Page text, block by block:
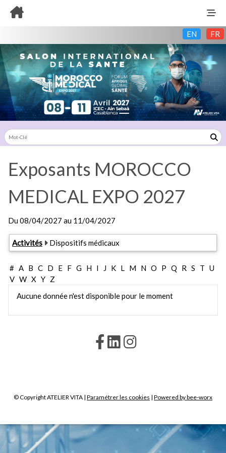
EN FR
Exposants MOROCCO
MEDICAL EXPO 2027
Du08/04/2027 au 11/04/2027
Activités Dispositifs médicaux
# A B C D E F G H I J K L M N O P Q R S T U
V W X Y Z
Aucune donnée n'est disponible pour le moment
© Copyright ATELIER VITA | Paramétrer les cookies | Powered by bee-worx